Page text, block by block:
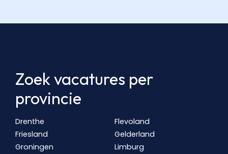
Zoek vacatures per
provincie
Drenthe
Flevoland
Friesland
Gelderland
Groningen
Limburg